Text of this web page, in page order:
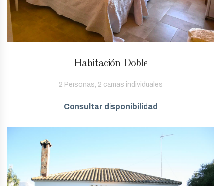
Habitación Doble
2 Personas, 2 camas individuales
Consultar disponibilidad